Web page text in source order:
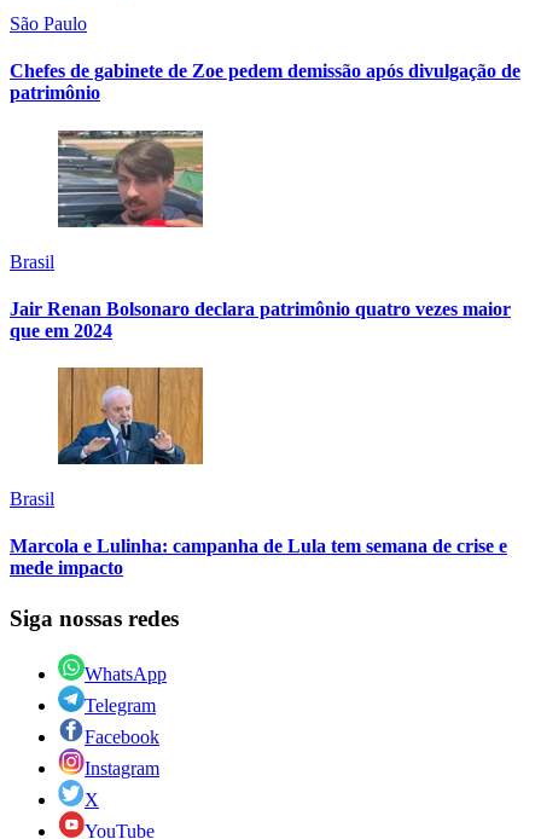
São Paulo
Chefes de gabinete de Zoe pedem demissão após divulgação de
patrimônio
Brasil
Jair Renan Bolsonaro declara patrimônio quatro vezes maior
que em 2024
Brasil
Marcola e Lulinha: campanha de Lula tem semana de crise e
mede impacto
Siga nossas redes
WhatsApp
Telegram
Facebook
Instagram
X
YouTube